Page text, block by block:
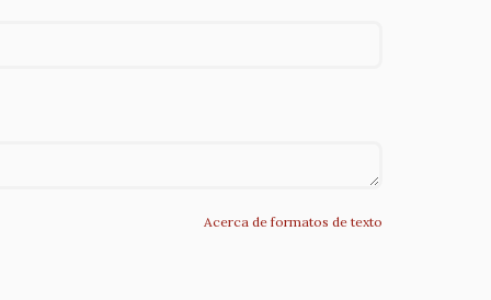
Acerca de formatos de texto